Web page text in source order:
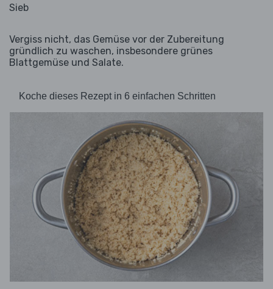
Sieb
Vergiss nicht, das Gemüse vor der Zubereitung
gründlich zu waschen, insbesondere grünes
Blattgemüse und Salate.
Koche dieses Rezept in 6 einfachen Schritten